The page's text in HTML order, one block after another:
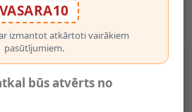
VASARA10
izmantot atkārtoti vairākiem
pasūtījumiem.
būs atvērts no